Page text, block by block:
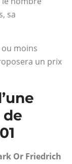
sa
moins
un prix
de
Or Friedrich